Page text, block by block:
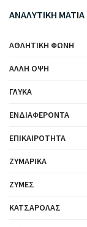
ΑΝΑΛΥΤΙΚΗ ΜΑΤΙΑ
ΑΘΛΗΤΙΚΉ ΦΩΝΉ
ΆΛΛΗ ΌΨΗ
ΓΛΥΚΆ
ΕΝΔΙΑΦΈΡΟΝΤΑ
ΕΠΙΚΑΙΡΌΤΗΤΑ
ΖΥΜΑΡΙΚΆ
ΖΎΜΕΣ
ΚΑΤΣΑΡΌΛΑΣ